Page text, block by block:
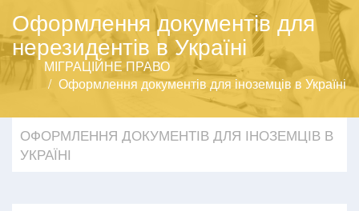
Оформлення документів для
нерезидентів в Україні
МІГРАЦІЙНЕ ПРАВО
Оформлення документів для іноземців в Україні
ОФОРМЛЕННЯ ДОКУМЕНТІВ ДЛЯ ІНОЗЕМЦІВ В
УКРАЇНІ